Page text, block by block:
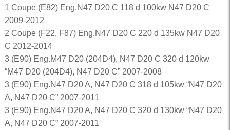
1 Coupe (E82) Eng.N47 D20 C 118 d 100kw N47 D20 C
2009-2012
2 Coupe (F22, F87) Eng.N47 D20 C 220 d 135kw N47 D20
C 2012-2014
3 (E90) Eng.M47 D20 (204D4), N47 D20 C 320 d 120kw
“M47 D20 (204D4), N47 D20 C” 2007-2008
3 (E90) Eng.N47 D20 A, N47 D20 C 318 d 105kw “N47 D20
A, N47 D20 C” 2007-2011
3 (E90) Eng.N47 D20 A, N47 D20 C 320 d 130kw “N47 D20
A, N47 D20 C” 2007-2011